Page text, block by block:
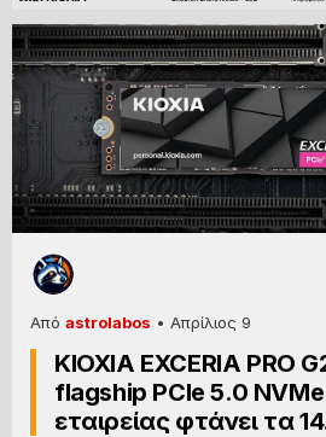
Από astrolabos • Απρίλιος 9
KIOXIA EXCERIA PRO
flagship PCIe 5.0 NVMe
εταιρείας φτάνει τα